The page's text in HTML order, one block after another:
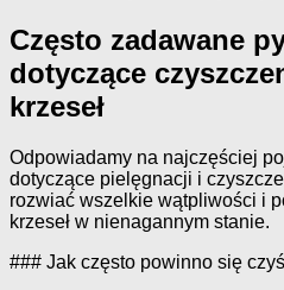
Często zadawane
dotyczące
krzeseł
Odpowiadamy na najczęściej
dotyczące pielęgnacji i
rozwiać wszelkie wątpliwości i
krzeseł w nienagannym stanie.
### Jak często powinno się